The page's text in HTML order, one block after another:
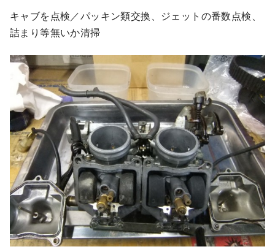
キャブを点検／パッキン類交換、ジェットの番数点検、
詰まり等無いか清掃